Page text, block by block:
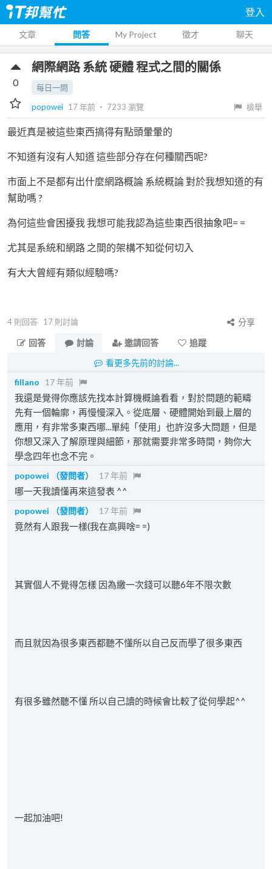
登入
文章 問答 My Project 徵才 聊天
網際網路 系統 硬體 程式之間的關係
每日一問
popowei 17 年前 ‧ 7233 瀏覽 檢舉
0
最近真是被這些東西搞得有點頭暈暈的
不知道有沒有人知道 這些部分存在何種關西呢?
市面上不是都有出什麼網路概論 系統概論 對於我想知道的有
幫助嗎 ?
為何這些會困擾我 我想可能我認為這些東西很抽象吧= =
尤其是系統和網路 之間的架構不知從何切入
有大大曾經有類似經驗嗎?
4 則回答 17 則討論
分享
回答
討論 邀請回答
追蹤
看更多先前的討論...
fillano
17 年前
我還是覺得你應該先找本計算機概論看看，對於問題的範疇
先有一個輪廓，再慢慢深入。從底層、硬體開始到最上層的
應用，有非常多東西哪...單純「使用」也許沒多大問題，但是
你想又深入了解原理與細節，那就需要非常多時間，夠你大
學念四年也念不完。
popowei （發問者） 17 年前
哪一天我讀懂再來這發表 ^^
popowei （發問者） 17 年前
竟然有人跟我一樣(我在高興啥= =)
其實個人不覺得怎樣 因為繳一次錢可以聽6年不限次數
而且就因為很多東西都聽不懂所以自己反而學了很多東西
有很多雖然聽不懂 所以自己讀的時候會比較了從何學起^^
一起加油吧!